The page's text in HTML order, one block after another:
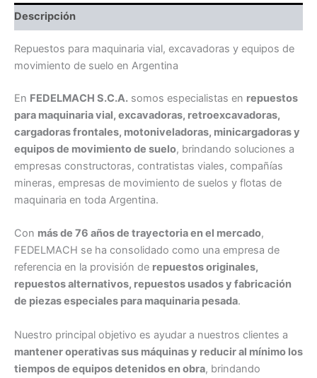
Descripción
Repuestos para maquinaria vial, excavadoras y equipos de
movimiento de suelo en Argentina
En FEDELMACH S.C.A. somos especialistas en repuestos
para maquinaria vial, excavadoras, retroexcavadoras,
cargadoras frontales, motoniveladoras, minicargadoras y
equipos de movimiento de suelo, brindando soluciones a
empresas constructoras, contratistas viales, compañías
mineras, empresas de movimiento de suelos y flotas de
maquinaria en toda Argentina.
Con más de 76 años de trayectoria en el mercado,
FEDELMACH se ha consolidado como una empresa de
referencia en la provisión de repuestos originales,
repuestos alternativos, repuestos usados y fabricación
de piezas especiales para maquinaria pesada.
Nuestro principal objetivo es ayudar a nuestros clientes a
mantener operativas sus máquinas y reducir al mínimo los
tiempos de equipos detenidos en obra, brindando